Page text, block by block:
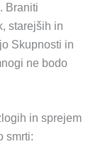
Braniti
starejših in
Skupnosti in
ne bodo
in sprejem
smrti: